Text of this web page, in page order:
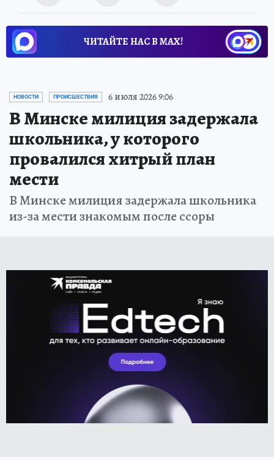
ЧИТАЙТЕ НАС В МАХ!
НОВОСТИ ПРОИСШЕСТВИЯ 6 июля 2026 9:06
В Минске милиция задержала
школьника, у которого
провалился хитрый план
мести
В Минске милиция задержала школьника
из-за мести знакомым после ссоры